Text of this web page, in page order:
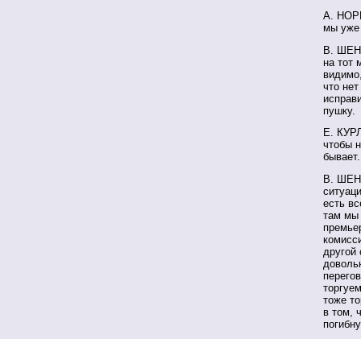
А.
мы уже
В.
на тот
что
пушку.
Е.
чтобы
В.
есть
там мы
другой
тоже
в том,